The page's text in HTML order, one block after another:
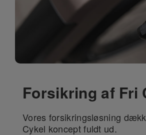
Forsikring af Fri
Vores forsikringsløsning
Cykel koncept fuldt ud.